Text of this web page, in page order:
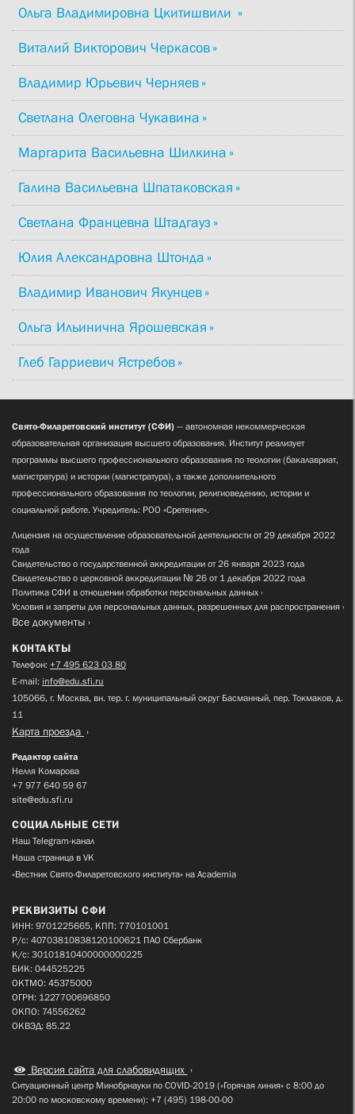
Ольга Владимировна Цкитишвили
Виталий Викторович Черкасов
Владимир Юрьевич Черняев
Светлана Олеговна Чукавина
Маргарита Васильевна Шилкина
Галина Васильевна Шпатаковская
Светлана Францевна Штадгауз
Юлия Александровна Штонда
Владимир Иванович Якунцев
Ольга Ильинична Ярошевская
Глеб Гарриевич Ястребов
Свято-Филаретовский институт (СФИ) — автономная некоммерческая
образовательная организация высшего образования. Институт реализует
программы высшего профессионального образования по теологии (бакалавриат,
магистратура) и истории (магистратура), а также дополнительного
профессионального образования по теологии, религиоведению, истории и
социальной работе. Учредитель: РОО «Сретение».
Лицензия на осуществление образовательной деятельности от 29 декабря 2022
года
Свидетельство о государственной аккредитации от 26 января 2023 года
Свидетельство о церковной аккредитации № 26 от 1 декабря 2022 года
Политика СФИ в отношении обработки персональных данных
Условия и запреты для персональных данных, разрешенных для распространения
Все документы
КОНТАКТЫ
Телефон: +7 495 623 03 80
E-mail: info@edu.sfi.ru
105066, г. Москва, вн. тер. г. муниципальный округ Басманный, пер. Токмаков, д.
11
Карта проезда
Редактор сайта
Нелля Комарова
+7 977 640 59 67
site@edu.sfi.ru
СОЦИАЛЬНЫЕ СЕТИ
Наш Telegram-канал
Наша страница в VK
«Вестник Свято-Филаретовского института» на Academia
РЕКВИЗИТЫ СФИ
ИНН: 9701225665, КПП: 770101001
Р/с: 40703810838120100621 ПАО Сбербанк
К/с: 30101810400000000225
БИК: 044525225
ОКТМО: 45375000
ОГРН: 1227700696850
ОКПО: 74556262
ОКВЭД: 85.22
Версия сайта для слабовидящих
Ситуационный центр Минобрнауки по COVID-2019 («Горячая линия» с 8:00 до
20:00 по московскому времени): +7 (495) 198-00-00